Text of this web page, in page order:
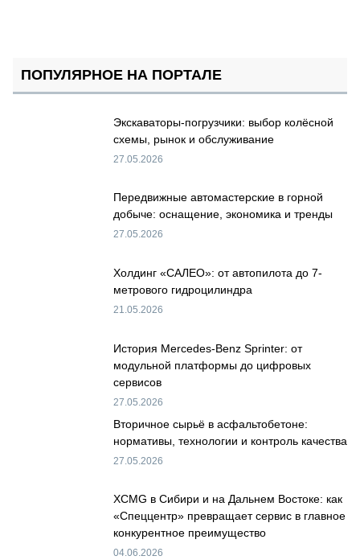
ПОПУЛЯРНОЕ НА ПОРТАЛЕ
Экскаваторы-погрузчики: выбор колёсной
схемы, рынок и обслуживание
27.05.2026
Передвижные автомастерские в горной
добыче: оснащение, экономика и тренды
27.05.2026
Холдинг «САЛЕО»: от автопилота до 7-
метрового гидроцилиндра
21.05.2026
История Mercedes-Benz Sprinter: от
модульной платформы до цифровых
сервисов
27.05.2026
Вторичное сырьё в асфальтобетоне:
нормативы, технологии и контроль качества
27.05.2026
XCMG в Сибири и на Дальнем Востоке: как
«Спеццентр» превращает сервис в главное
конкурентное преимущество
04.06.2026